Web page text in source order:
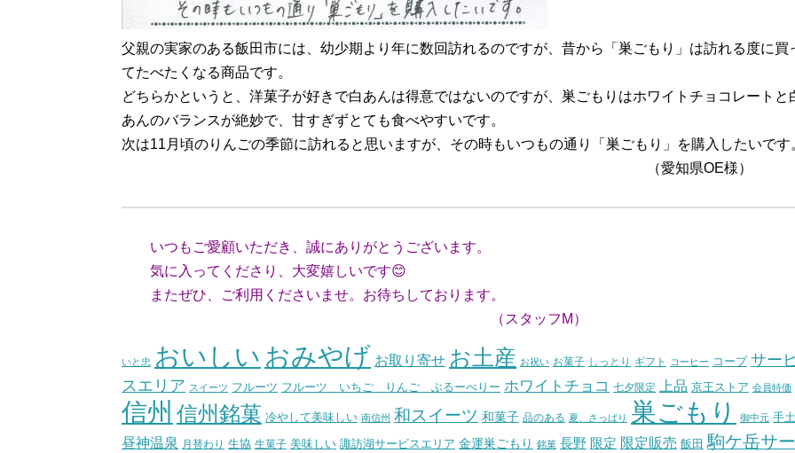
父親の実家のある飯田市には、幼少期より年に数回訪れるのですが、昔から「巣ごもり」は訪れる度に買
てたべたくなる商品です。
どちらかというと、洋菓子が好きで白あんは得意ではないのですが、巣ごもりはホワイトチョコレートと
あんのバランスが絶妙で、甘すぎずとても食べやすいです。
次は11月頃のりんごの季節に訪れると思いますが、その時もいつもの通り「巣ごもり」を購入したいです
（愛知県OE様）
いつもご愛顧いただき、誠にありがとうございます。
気に入ってくださり、大変嬉しいです😊
またぜひ、ご利用くださいませ。お待ちしております。
（スタッフM）
いと忠 おいしい おみやげ お取り寄せ お土産 お祝い お菓子 しっとり ギフト コーヒー コープ サー
スエリア スイーツ フルーツ フルーツ いちご りんご ぶるーべりー ホワイトチョコ 七夕限定 上品 京王ストア 会員特価
信州 信州銘菓 冷やして美味しい 南信州 和スイーツ 和菓子 品のある 夏、さっぱり 巣ごもり 御中元 手
昼神温泉 月替わり 生協 生菓子 美味しい 諏訪湖サービスエリア 金運巣ごもり 銘菓 長野 限定 限定販売 飯田 駒ケ岳サ